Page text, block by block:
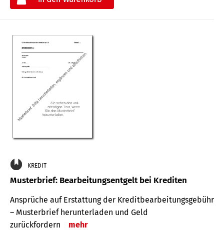
KREDIT
Musterbrief: Bearbeitungsentgelt bei Krediten
Ansprüche auf Erstattung der Kreditbearbeitungsgebühr
– Musterbrief herunterladen und Geld
zurückfordern
mehr